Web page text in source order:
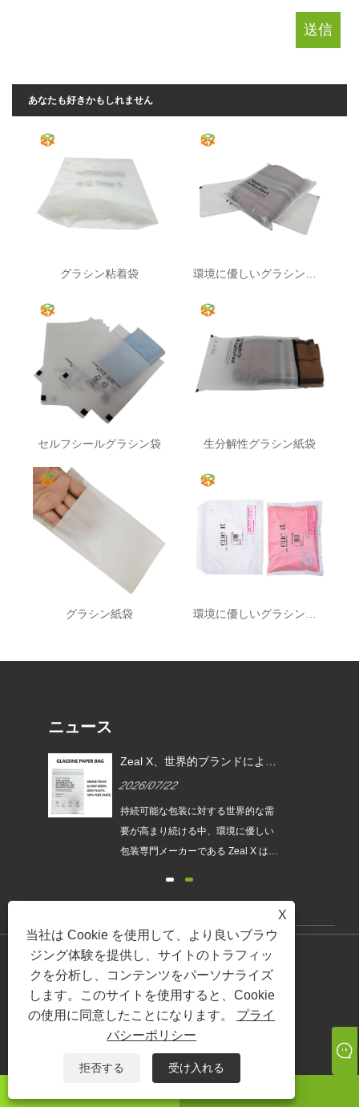
あなたも好きかもしれません
グラシン粘着袋 環境に優しいグラシン封筒
セルフシールグラシン袋 生分解性グラシン紙袋
グラシン紙袋
X
当社は Cookie を使用して、より良いブラウ
ジング体験を提供し、サイトのトラフィッ
クを分析し、コンテンツをパーソナライズ
します。このサイトを使用すると、Cookie
の使用に同意したことになります。 プライ
バシーポリシー
拒否する 受け入れる
ニュース
Zeal X、世界的ブランドによる
替を支援するカスタムグラシン
紙バッグを発売
2026/07/22
持続可能な包装に対する世界的な需
要が高まり続ける中、環境に優しい
包装専門メーカーである Zeal X は、
るプレミアムな代替品として設計さ
れたこの新製品は、透明性、リサイ
クル性、耐油性、カスタマイズ可能
なブランディングを兼ね備えてお
り、ファッション、小売、化粧品、
電子商取引企業が製品のプレゼンテ
ーションを強化しながら環境目標を
達成するのに役立ちます。
製品
紙箱
メーラー
グラシンバッグ
生分解性バッグ